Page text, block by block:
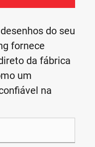
do seu
fornece
da fábrica
um
na